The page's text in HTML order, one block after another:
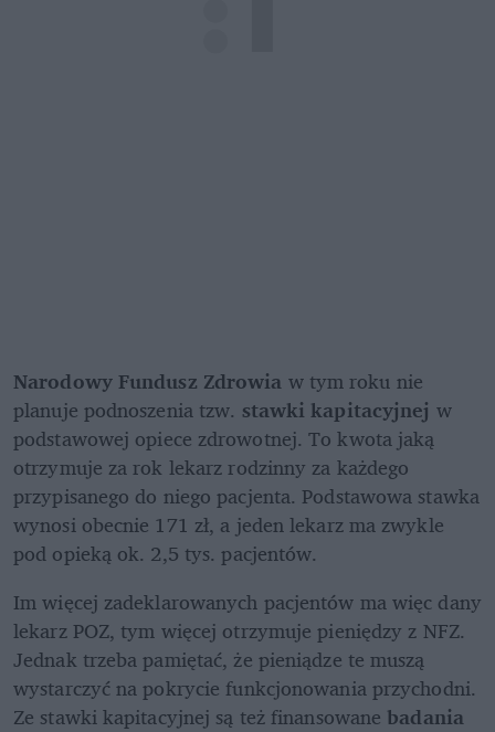
Narodowy Fundusz Zdrowia w tym roku nie
planuje podnoszenia tzw. stawki kapitacyjnej w
podstawowej opiece zdrowotnej. To kwota jaką
otrzymuje za rok lekarz rodzinny za każdego
przypisanego do niego pacjenta. Podstawowa stawka
wynosi obecnie 171 zł, a jeden lekarz ma zwykle
pod opieką ok. 2,5 tys. pacjentów.
Im więcej zadeklarowanych pacjentów ma więc dany
lekarz POZ, tym więcej otrzymuje pieniędzy z NFZ.
Jednak trzeba pamiętać, że pieniądze te muszą
wystarczyć na pokrycie funkcjonowania przychodni.
Ze stawki kapitacyjnej są też finansowane badania